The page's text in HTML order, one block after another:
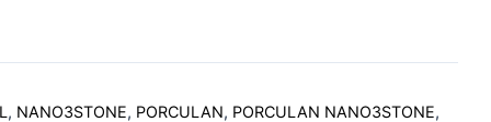
, NANO3STONE, PORCULAN, PORCULAN NANO3STONE,